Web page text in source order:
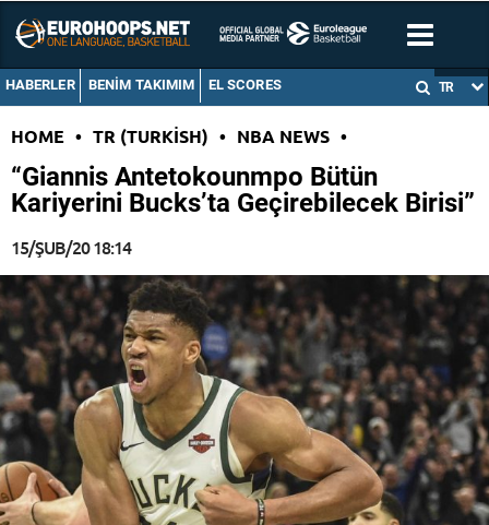
HABERLER BENIM TAKIMIM EL SCORES TR
HOME • TR (TURKISH) • NBA NEWS •
“Giannis Antetokounmpo Bütün
Kariyerini Bucks’ta Geçirebilecek Birisi”
15/ŞUB/20 18:14